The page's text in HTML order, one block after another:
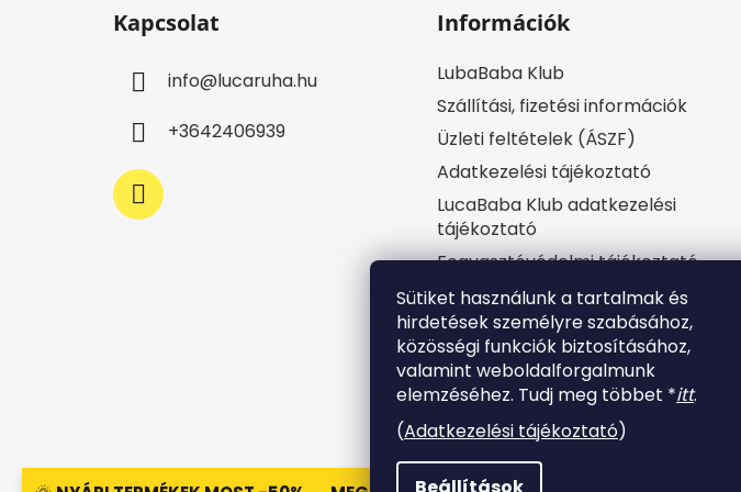
Sütiket használunk a tartalmak és
hirdetések személyre szabásához,
közösségi funkciók biztosításához,
valamint weboldalforgalmunk
elemzéséhez. Tudj meg többet *itt.
(Adatkezelési tájékoztató)
Kapcsolat
info@lucaruha.hu
+3642406939
Információk
LubaBaba Klub
Szállítási, fizetési információk
Üzleti feltételek (ÁSZF)
Adatkezelési tájékoztató
LucaBaba Klub adatkezelési
tájékoztató
Fogyasztóvédelmi tájékoztató
Impresszum
Jogi nyilatkozat
Süti tájékoztató
Írj nekünk
Rendelésem